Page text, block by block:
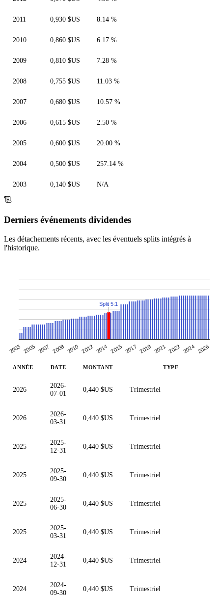
2011 0,930 $US 8.14 %
2010 0,860 $US 6.17 %
2009 0,810 $US 7.28 %
2008 0,755 $US 11.03 %
2007 0,680 $US 10.57 %
2006 0,615 $US 2.50 %
2005 0,600 $US 20.00 %
2004 0,500 $US 257.14 %
2003 0,140 $US N/A
Derniers événements dividendes
Les détachements récents, avec les éventuels splits intégrés à
l'historique.
2003 2005 2007 2008 2010 2012 2014 2015 2017 2019 2021 2022 2024 2026
Split 5:1
ANNÉE DATE MONTANT TYPE
2026
2026-
07-01
0,440 $US Trimestriel
2026
2026-
03-31
0,440 $US Trimestriel
2025
2025-
12-31
0,440 $US Trimestriel
2025
2025-
09-30
0,440 $US Trimestriel
2025
2025-
06-30
0,440 $US Trimestriel
2025
2025-
03-31
0,440 $US Trimestriel
2024
2024-
12-31
0,440 $US Trimestriel
2024
2024-
09-30
0,440 $US Trimestriel